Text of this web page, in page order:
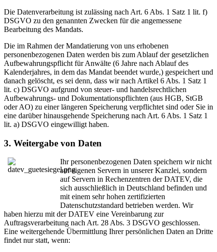
Die Datenverarbeitung ist zulässing nach Art. 6 Abs. 1 Satz 1 lit. f)
DSGVO zu den genannten Zwecken für die angemessene
Bearbeitung des Mandats.
Die im Rahmen der Mandatierung von uns erhobenen
personenbezogenen Daten werden bis zum Ablauf der gesetzlichen
Aufbewahrungspflicht für Anwälte (6 Jahre nach Ablauf des
Kalenderjahres, in dem das Mandat beendet wurde,) gespeichert und
danach gelöscht, es sei denn, dass wir nach Artikel 6 Abs. 1 Satz 1
lit. c) DSGVO aufgrund von steuer- und handelsrechtlichen
Aufbewahrungs- und Dokumentationspflichten (aus HGB, StGB
oder AO) zu einer längeren Speicherung verpflichtet sind oder Sie in
eine darüber hinausgehende Speicherung nach Art. 6 Abs. 1 Satz 1
lit. a) DSGVO eingewilligt haben.
3. Weitergabe von Daten
Ihr personenbezogenen Daten speichern wir nicht
auf eigenen Servern in unserer Kanzlei, sondern
auf Servern in Rechenzentren der DATEV, die
sich ausschließlich in Deutschland befinden und
mit einem sehr hohen zertifizierten
Datenschutzstandard betrieben werden. Wir
haben hierzu mit der DATEV eine Vereinbarung zur
Auftragsverarbeitung nach Art. 28 Abs. 3 DSGVO geschlossen.
Eine weitergehende Übermittlung Ihrer persönlichen Daten an Dritte
findet nur statt, wenn: